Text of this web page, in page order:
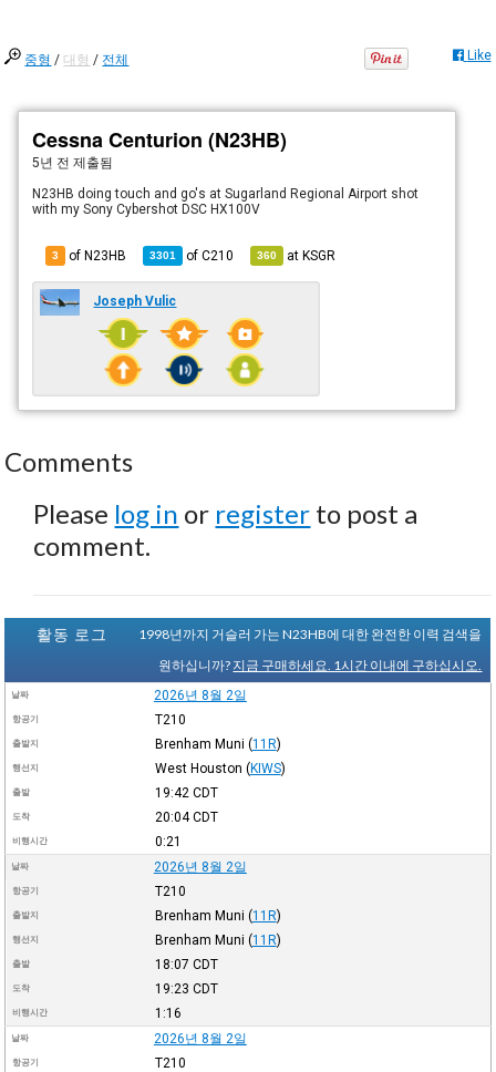
중형 / 대형 / 전체 Like
Cessna Centurion (N23HB)
5년 전 제출됨
N23HB doing touch and go's at Sugarland Regional Airport shot
with my Sony Cybershot DSC HX100V
3 of N23HB 3301 ofC210 360 atKSGR
Joseph Vulic
Comments
Please log in or register to post a
comment.
활동 로그
1998년까지 거슬러 가는 N23HB에 대한 완전한 이력 검색을
원하십니까? 지금 구매하세요. 1시간 이내에 구하십시오.
날짜 2026년 8월 2일
항공기 T210
출발지 Brenham Muni (11R)
행선지 West Houston (KIWS)
출발 19:42 CDT
도착 20:04CDT
비행시간 0:21
날짜 2026년 8월 2일
항공기 T210
출발지 Brenham Muni (11R)
행선지 Brenham Muni (11R)
출발 18:07 CDT
도착 19:23 CDT
비행시간 1:16
날짜 2026년 8월 2일
항공기 T210